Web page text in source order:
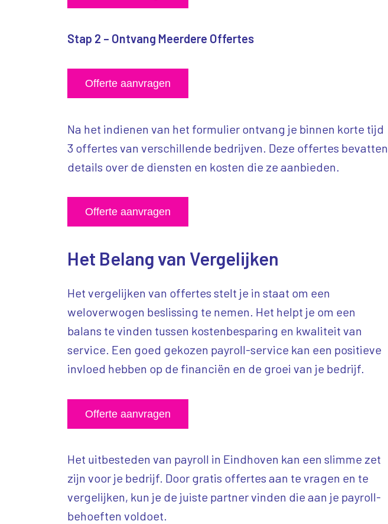
Stap 2 – Ontvang Meerdere Offertes
Offerte aanvragen
Na het indienen van het formulier ontvang je binnen korte tijd
3 offertes van verschillende bedrijven. Deze offertes bevatten
details over de diensten en kosten die ze aanbieden.
Offerte aanvragen
Het Belang van Vergelijken
Het vergelijken van offertes stelt je in staat om een
weloverwogen beslissing te nemen. Het helpt je om een
balans te vinden tussen kostenbesparing en kwaliteit van
service. Een goed gekozen payroll-service kan een positieve
invloed hebben op de financiën en de groei van je bedrijf.
Offerte aanvragen
Het uitbesteden van payroll in Eindhoven kan een slimme zet
zijn voor je bedrijf. Door gratis offertes aan te vragen en te
vergelijken, kun je de juiste partner vinden die aan je payroll-
behoeften voldoet.